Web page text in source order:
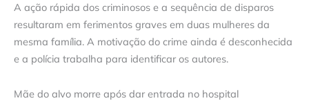
A ação rápida dos criminosos e a sequência de disparos
resultaram em ferimentos graves em duas mulheres da
mesma família. A motivação do crime ainda é desconhecida
e a polícia trabalha para identificar os autores.
Mãe do alvo morre após dar entrada no hospital